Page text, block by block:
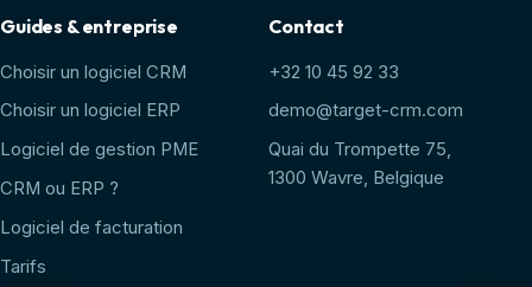
Guides & entreprise
Choisir un logiciel CRM
Choisir un logiciel ERP
Logiciel de gestion PME
CRM ou ERP ?
Logiciel de facturation
Tarifs
Contact
+32 10 45 92 33
demo@target-crm.com
Quai du Trompette 75,
1300 Wavre, Belgique